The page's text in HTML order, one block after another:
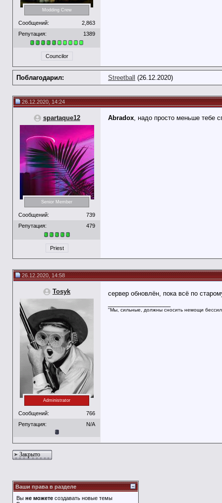
Modding Crew
Сообщений:
2,863
Репутация:
1389
Councilor
Поблагодарил: Streetball (26.12.2020)
26.12.2020, 14:24
spartaque12
Senior Member
Сообщений:
739
Репутация:
479
Priest
Abradox, надо просто меньше тебе
26.12.2020, 14:58
Tosyk
Administrator
Сообщений:
766
Репутация:
N/A
сервер обновлён, пока всё по
"Мы, сильные, должны сносить немощи
Закрыто
Ваши права в разделе
Вы не можете создавать новые темы